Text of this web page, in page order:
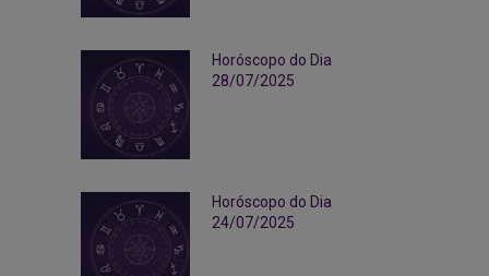
Horóscopo do Dia
28/07/2025
Horóscopo do Dia
24/07/2025